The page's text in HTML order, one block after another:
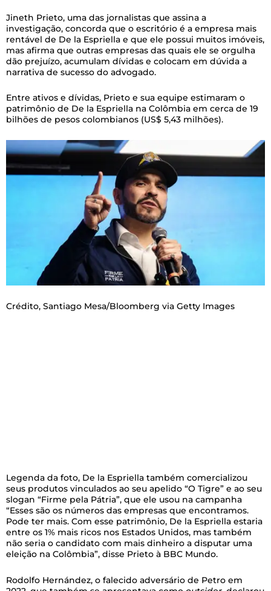
Jineth Prieto, uma das jornalistas que assina a
investigação, concorda que o escritório é a empresa mais
rentável de De la Espriella e que ele possui muitos imóveis,
mas afirma que outras empresas das quais ele se orgulha
dão prejuízo, acumulam dívidas e colocam em dúvida a
narrativa de sucesso do advogado.
Entre ativos e dívidas, Prieto e sua equipe estimaram o
patrimônio de De la Espriella na Colômbia em cerca de 19
bilhões de pesos colombianos (US$ 5,43 milhões).
Crédito, Santiago Mesa/Bloomberg via Getty Images
Legenda da foto, De la Espriella também comercializou
seus produtos vinculados ao seu apelido “O Tigre” e ao seu
slogan “Firme pela Pátria”, que ele usou na campanha
“Esses são os números das empresas que encontramos.
Pode ter mais. Com esse patrimônio, De la Espriella estaria
entre os 1% mais ricos nos Estados Unidos, mas também
não seria o candidato com mais dinheiro a disputar uma
eleição na Colômbia”, disse Prieto à BBC Mundo.
Rodolfo Hernández, o falecido adversário de Petro em